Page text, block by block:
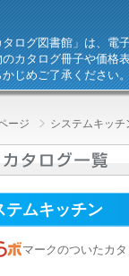
タログ図書館」は、電
のカタログ冊子や価格
かじめご了承ください
ージ システムキッチ
テムキッチン
マークのついたカ